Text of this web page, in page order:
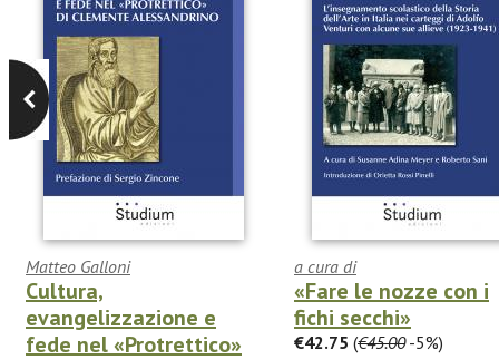
Matteo Galloni
Cultura,
evangelizzazione e
fede nel «Protrettico»
a cura di
«Fare le nozze con i
fichi secchi»
€42.75 (€45.00-5%)